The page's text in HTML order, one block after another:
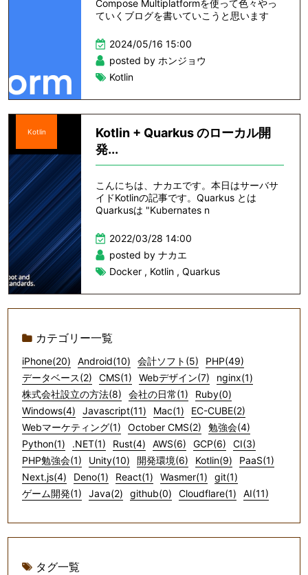
Compose Multiplatformを使って色々やっ
ていくブログを書いていこうと思います
2024/05/16 15:00
posted by ホンジョウ
Kotlin
Kotlin
Kotlin + Quarkus のローカル開
発...
こんにちは、ナカエです。本日はサーバサ
イドKotlinの記事です。Quarkus とは
Quarkusは "Kubernates n
2022/03/28 14:00
posted by ナカエ
Docker, Kotlin, Quarkus
カテゴリー一覧
iPhone(20) Android(10) 会計ソフト(5)
PHP(49)
データベース(2)
CMS(1) Webデザイン(7)
nginx(1)
株式会社設立の方法(8)
会社の日常(1)
Ruby(0)
Windows(4)
Javascript(11) Mac(1)
EC-CUBE(2)
Webマーケティング(1)
October CMS(2)
勉強会(4)
Python(1)
.NET(1) Rust(4) AWS(6) GCP(6)
CI(3)
PHP勉強会(1)
Unity(10) 開発環境(6) Kotlin(9)
PaaS(1)
Next.js(4)
Deno(1) React(1) Wasmer(1)
git(1)
ゲーム開発(1)
Java(2) github(0) Cloudflare(1) AI(11)
タグ一覧